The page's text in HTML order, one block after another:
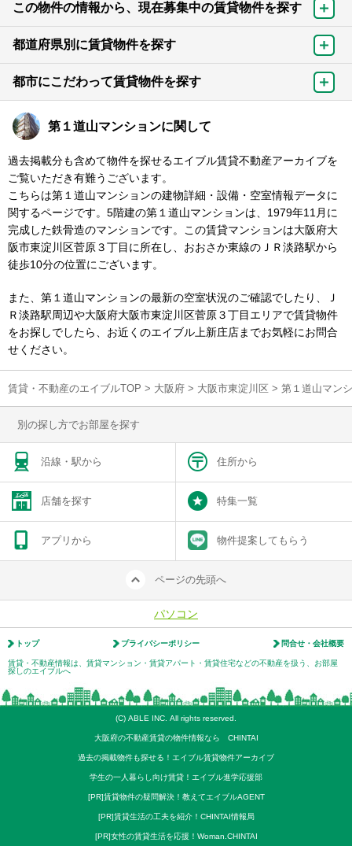
この物件の情報から、現在募集中の賃貸物件を探す
都道府県別に賃貸物件を探す
都市にこだわって賃貸物件を探す
第１道山マンションに関して
過去掲載分も含めて物件を探せるエイブル賃貸不動産アーカイブを
ご覧いただき有難うございます。
こちらは第１道山マンションの建物詳細・設備・空室情報データに
関するページです。5階建の第１道山マンションは、1979年11月に
完成した鉄骨造のマンションです。この賃貸マンションは大阪府大
阪市東淀川区菅原３丁目に所在し、おおさか東線のＪＲ淡路駅から
徒歩10分の位置にございます。
また、第１道山マンションの最新の空室状況のご確認でしたり、Ｊ
Ｒ淡路駅周辺や大阪府大阪市東淀川区菅原３丁目エリアで賃貸物件
をお探しでしたら、お近くのエイブル上新庄店までお気軽にお問合
せください。
賃貸・不動産のエイブルTOP > 大阪府 > 大阪市東淀川区 > 第１道山マン
別の探し方でお部屋を探す
沿線・駅から 住所から
店舗を探す 特集一覧
アプリから 物件提案してもらう
ページの先頭へ
パソコン
トップ プライバシーポリシー 問合せ・会社概要
賃貸・不動産情報は、賃貸マンション・賃貸アパート・賃貸住宅などの不動産を扱う、お部屋
探しのエイブルへ
(C) ABLE INC. All rights reserved.
大阪府の不動産賃貸の物件情報なら CHINTAI
過去の掲載物件も探せる！エイブル賃貸物件アーカイブ
学生の一人暮らし向け賃貸！エイブル進学応援部
[PR]賃貸物件の疑問解決！教えてエイブルAGENT
[PR]賃貸生活の工夫を紹介！CHINTAI情報局
[PR]女性の賃貸生活を応援！Woman.CHINTAI